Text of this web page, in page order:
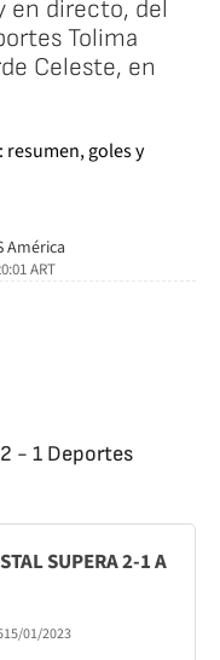
en directo, del
Tolima
Celeste, en
América
ART
- 1 Deportes
SUPERA 2-1 A
15/01/2023